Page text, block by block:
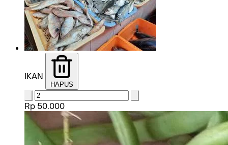
IKAN
HAPUS
Rp 50.000